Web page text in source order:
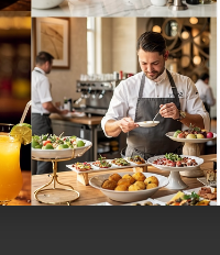
Antonia Perzl